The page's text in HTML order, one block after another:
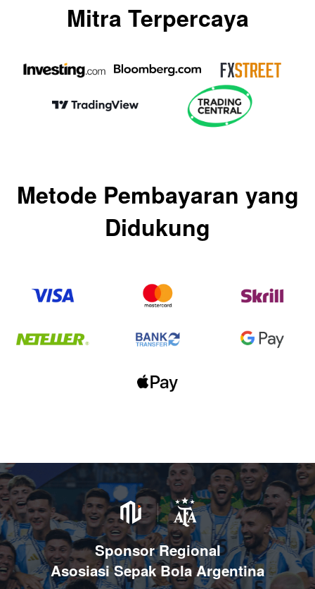
Mitra Terpercaya
Metode Pembayaran yang
Didukung
Sponsor Regional
Asosiasi Sepak Bola Argentina